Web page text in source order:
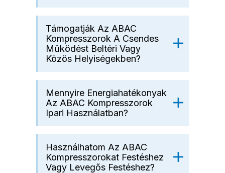
Támogatják Az ABAC
Kompresszorok A Csendes
Működést Beltéri Vagy
Közös Helyiségekben?
Mennyire Energiahatékonyak
Az ABAC Kompresszorok
Ipari Használatban?
Használhatom Az ABAC
Kompresszorokat Festéshez
Vagy Levegős Festéshez?